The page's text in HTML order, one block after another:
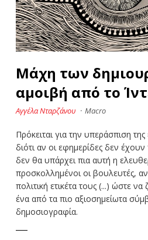
Μάχη των
αμοιβή από το
Αγγέλα Νταρζάνου · Macro
Πρόκειται για την υπεράσπιση
διότι αν οι εφημερίδες δεν
δεν θα υπάρχει πια αυτή η
προσκολλημένοι οι βουλευτές,
πολιτική ετικέτα τους (...) ώστε
ένα από τα πιο αξιοσημείωτα
δημοσιογραφία.